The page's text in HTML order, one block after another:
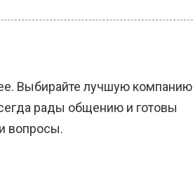
Выбирайте лучшую компанию
рады общению и готовы
вопросы.